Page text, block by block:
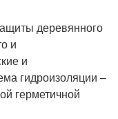
деревянного
и
и
гидроизоляции –
герметичной